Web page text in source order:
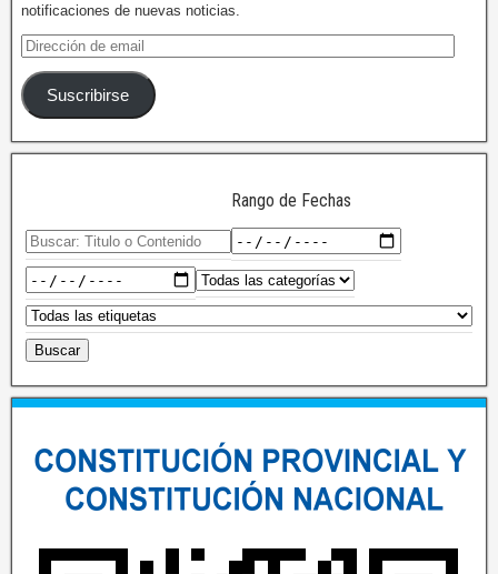
notificaciones de nuevas noticias.
Suscribirse
Rango de Fechas